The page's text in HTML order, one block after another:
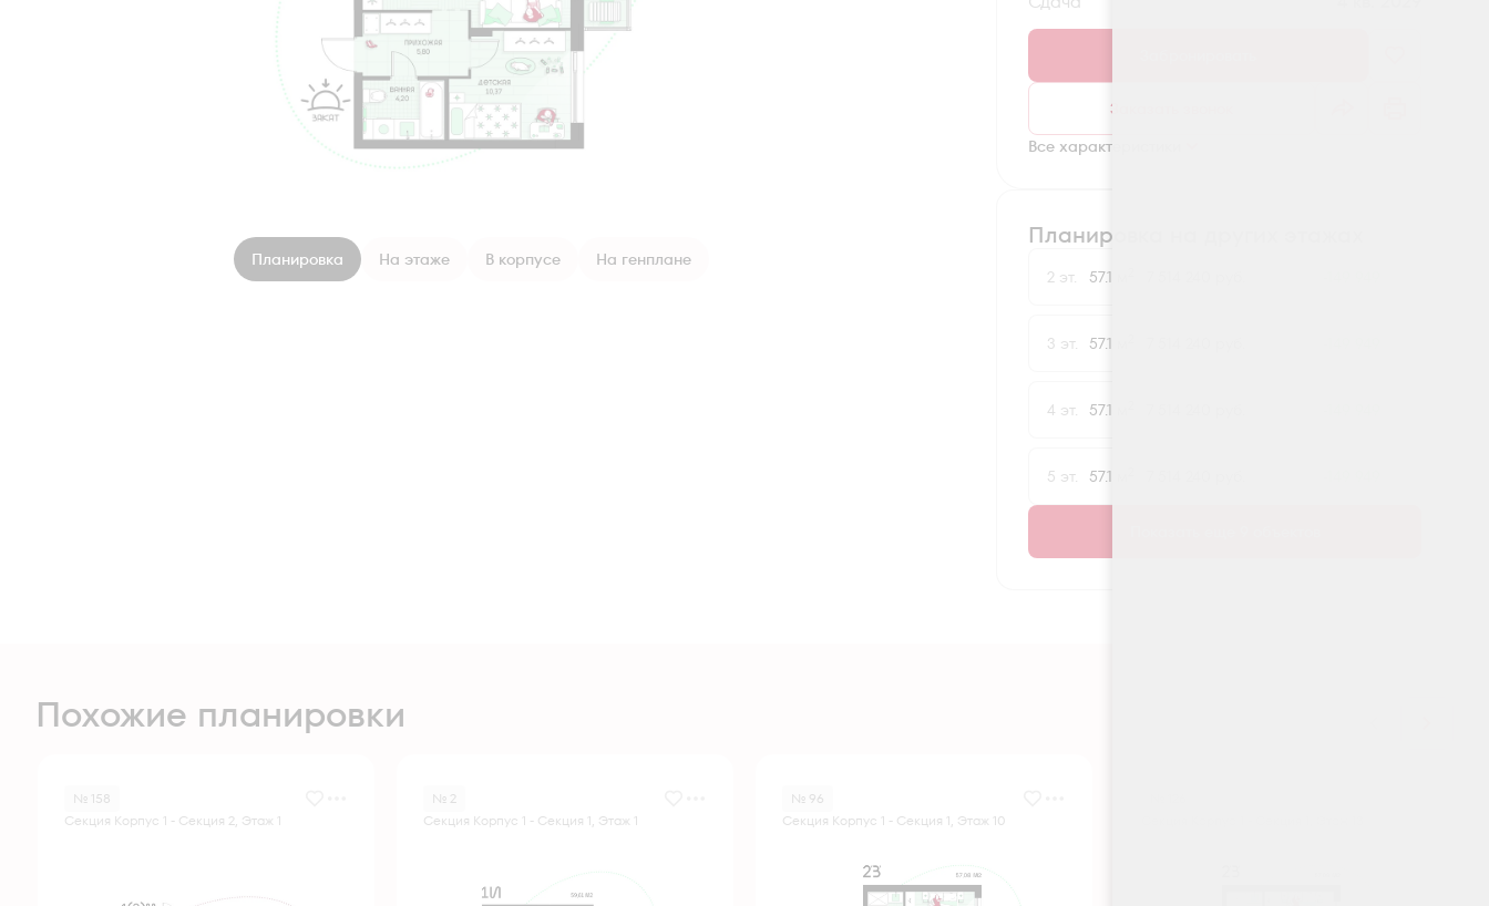
Планировка На этаже В корпусе На генплане
Заказать звонок
Все характеристики
Планировка на других этажах
2 эт. 57.1 м
3 эт. 57.1 м
4 эт. 57.1 м
5 эт. 57.1 м
Похожие планировки
№ 158
Секция Корпус 1 - Секция 2, Этаж 1
№ 2
Секция Корпус 1 - Секция 1, Этаж 1
№ 96
Секция Корпус 1 - Секция 1, Этаж 10